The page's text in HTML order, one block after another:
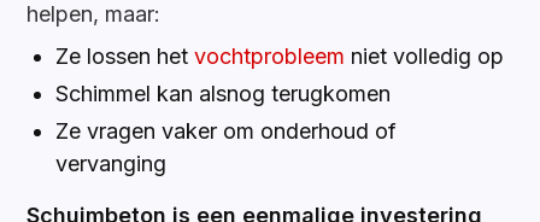
helpen, maar:
Ze lossen hetvochtprobleem niet volledig op
Schimmel kan alsnog terugkomen
Ze vragen vaker om onderhoud of
vervanging
Schuimbeton is een eenmalige investering